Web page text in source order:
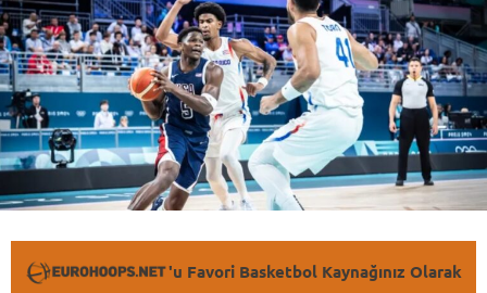
'u Favori Basketbol Kaynağınız Olarak